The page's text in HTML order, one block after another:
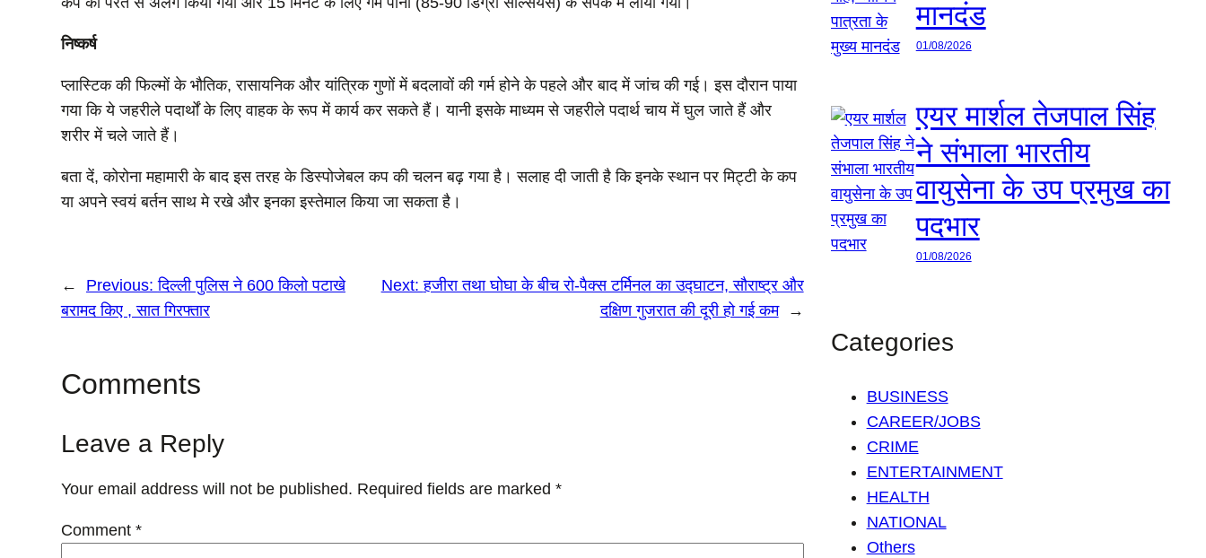
निष्कर्ष
प्लास्टिक की फिल्मों के भौतिक, रासायनिक और यांत्रिक गुणों में बदलावों की गर्म होने के पहले और बाद में जांच की गई। इस दौरान पाया
गया कि ये जहरीले पदार्थों के लिए वाहक के रूप में कार्य कर सकते हैं। यानी इसके माध्यम से जहरीले पदार्थ चाय में घुल जाते हैं और
शरीर में चले जाते हैं।
बता दें, कोरोना महामारी के बाद इस तरह के डिस्पोजेबल कप की चलन बढ़ गया है। सलाह दी जाती है कि इनके स्थान पर मिट्टी के कप
या अपने स्वयं बर्तन साथ मे रखे और इनका इस्तेमाल किया जा सकता है।
← Previous:दिल्ली पुलिस ने 600 किलो पटाखे
बरामद किए , सात गिरफ्तार
Next:हजीरा तथा घोघा के बीच रो-पैक्स टर्मिनल का उद्घाटन, सौराष्ट्र और
दक्षिण गुजरात की दूरी हो गई कम
→
Comments
Leave a Reply
Your email address will not be published. Required fields are marked *
Comment *
मानदंड
01/08/2026
एयर मार्शल तेजपाल सिंह
ने संभाला भारतीय
वायुसेना के उप प्रमुख का
पदभार
01/08/2026
Categories
BUSINESS
CAREER/JOBS
CRIME
ENTERTAINMENT
HEALTH
NATIONAL
Others